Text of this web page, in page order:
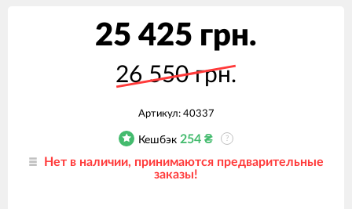
25 425 грн.
26 550 грн.
Артикул: 40337
Кешбэк 254 ₴ ?
Нет в наличии, принимаются предварительные
заказы!